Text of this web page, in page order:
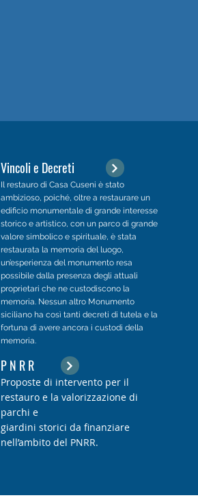
Vincoli e Decreti
Il restauro di Casa Cuseni è stato
ambizioso, poiché, oltre a restaurare un
edificio monumentale di grande interesse
storico e artistico, con un parco di grande
valore simbolico e spirituale, è stata
restaurata la memoria del luogo,
un’esperienza del monumento resa
possibile dalla presenza degli attuali
proprietari che ne custodiscono la
memoria. Nessun altro Monumento
siciliano ha così tanti decreti di tutela e la
fortuna di avere ancora i custodi della
memoria.
P N R R
Proposte di intervento per il
restauro e la valorizzazione di
parchi e
giardini storici da finanziare
nell’ambito del PNRR.